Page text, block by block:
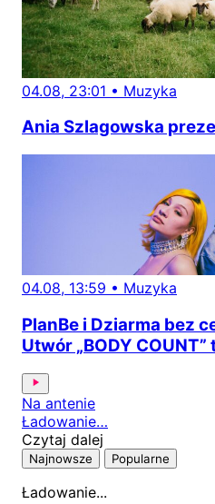
04.08, 23:01 • Muzyka
Ania Szlagowska
04.08, 13:59 • Muzyka
PlanBe i Dziarma bez
Utwór „BODY COUNT”
Na antenie
Ładowanie…
Czytaj dalej
Najnowsze Popularne
Ładowanie...